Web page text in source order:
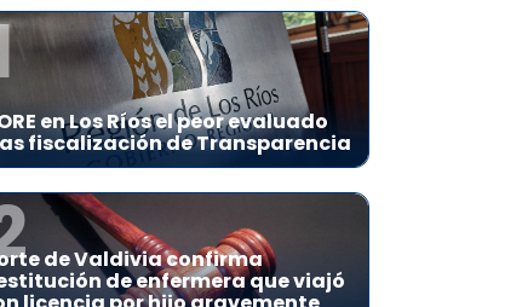
en Los Ríos el peor evaluado
fiscalización de Transparencia
de Valdivia confirma
de enfermera que viajó